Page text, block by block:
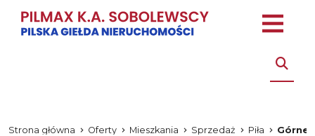
Strona główna Oferty Mieszkania Sprzedaż Piła Górne